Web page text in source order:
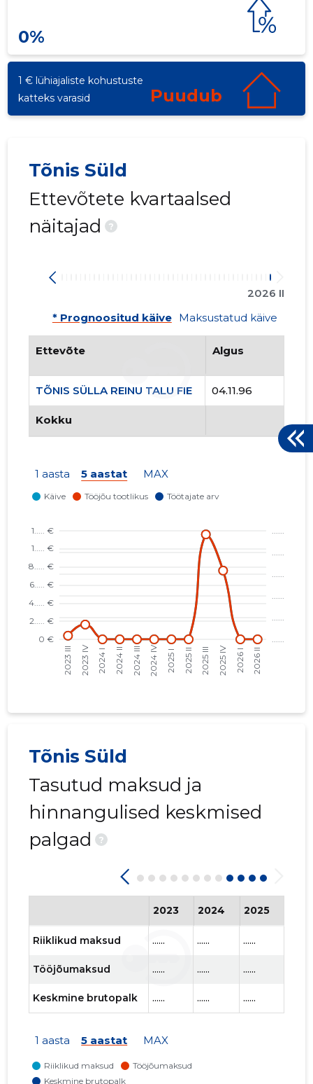
TÕNIS
0%
1 € lühiajaliste kohustuste
katteks varasid
Puudub
Tõnis Süld
Ettevõtete kvartaalsed
näitajad
?
2026 II
* Prognoositud käive Maksustatud käive
Ettevõte Algus
TÕNIS SÜLLA REINU TALU FIE 04.11.96
Kokku
1 aasta 5 aastat MAX
Tõnis Süld
Tasutud maksud ja
hinnangulised keskmised
palgad
?
2023 2024 2025
Riiklikud maksud ...... ...... ......
Tööjõumaksud ...... ...... ......
Keskmine brutopalk ...... ...... ......
1 aasta 5 aastat MAX